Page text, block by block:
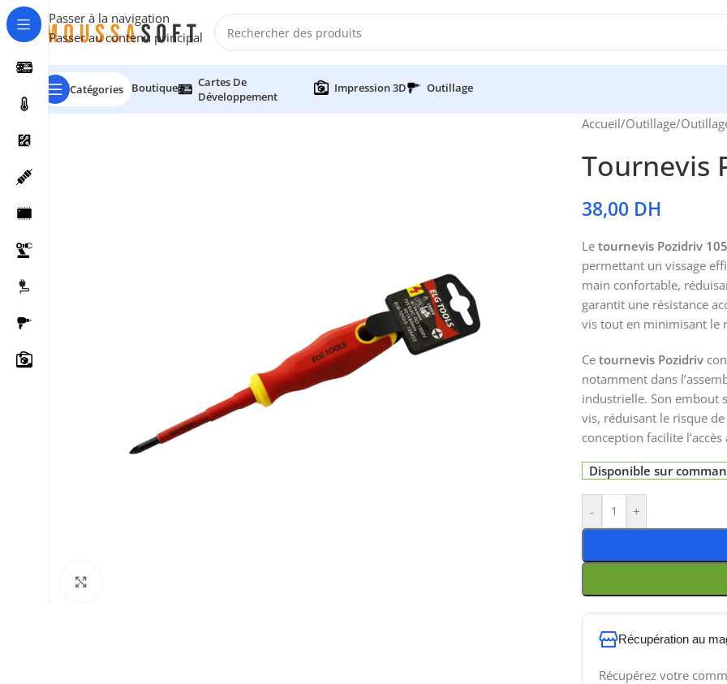
Passer à la navigation
Passer au contenu principal
moussasoft
Catégories Boutique
Cartes De
Développement
Impression 3D Outillage
Accueil/Outillage/
Tournevis
38,00 DH
Le tournevis Pozidriv
permettant un vissage
main confortable,
garantit une résistance
vis tout en minimisant le
Ce tournevis Pozidriv
notamment dans
industrielle. Son embout
vis, réduisant le risque
conception facilite
Disponible sur
- +
Récupération au
Récupérez votre